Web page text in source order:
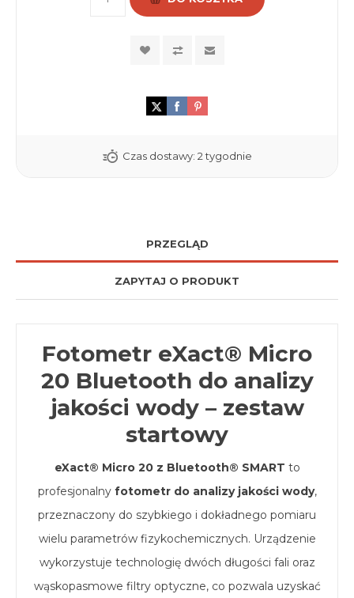
Czas dostawy: 2 tygodnie
PRZEGLĄD
ZAPYTAJ O PRODUKT
Fotometr eXact® Micro
20 Bluetooth do analizy
jakości wody – zestaw
startowy
eXact® Micro 20 z Bluetooth® SMART to
profesjonalny fotometr do analizy jakości wody,
przeznaczony do szybkiego i dokładnego pomiaru
wielu parametrów fizykochemicznych. Urządzenie
wykorzystuje technologię dwóch długości fali oraz
wąskopasmowe filtry optyczne, co pozwala uzyskać